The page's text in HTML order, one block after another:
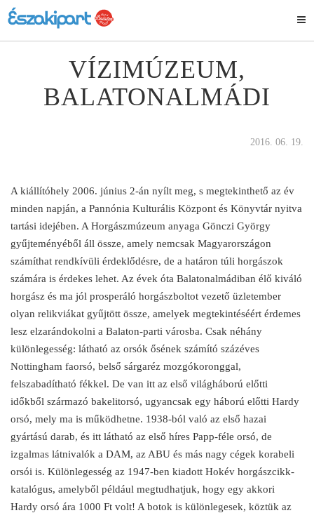
VÍZIMÚZEUM,
BALATONALMÁDI
2016. 06. 19.
A kiállítóhely 2006. június 2-án nyílt meg, s megtekinthető az év
minden napján, a Pannónia Kulturális Központ és Könyvtár nyitva
tartási idejében. A Horgászmúzeum anyaga Gönczi György
gyűjteményéből áll össze, amely nemcsak Magyarországon
számíthat rendkívüli érdeklődésre, de a határon túli horgászok
számára is érdekes lehet. Az évek óta Balatonalmádiban élő kiváló
horgász és ma jól prosperáló horgászboltot vezető üzletember
olyan relikviákat gyűjtött össze, amelyek megtekintéséért érdemes
lesz elzarándokolni a Balaton-parti városba. Csak néhány
különlegesség: látható az orsók ősének számító százéves
Nottingham faorsó, belső sárgaréz mozgókoronggal,
felszabadítható fékkel. De van itt az első világháború előtti
időkből származó bakelitorsó, ugyancsak egy háború előtti Hardy
orsó, mely ma is működhetne. 1938-ból való az első hazai
gyártású darab, és itt látható az első híres Papp-féle orsó, de
izgalmas látnivalók a DAM, az ABU és más nagy cégek korabeli
orsói is. Különlegesség az 1947-ben kiadott Hokév horgászcikk-
katalógus, amelyből például megtudhatjuk, hogy egy akkori
Hardy orsó ára 1000 Ft volt! A botok is különlegesek, köztük az